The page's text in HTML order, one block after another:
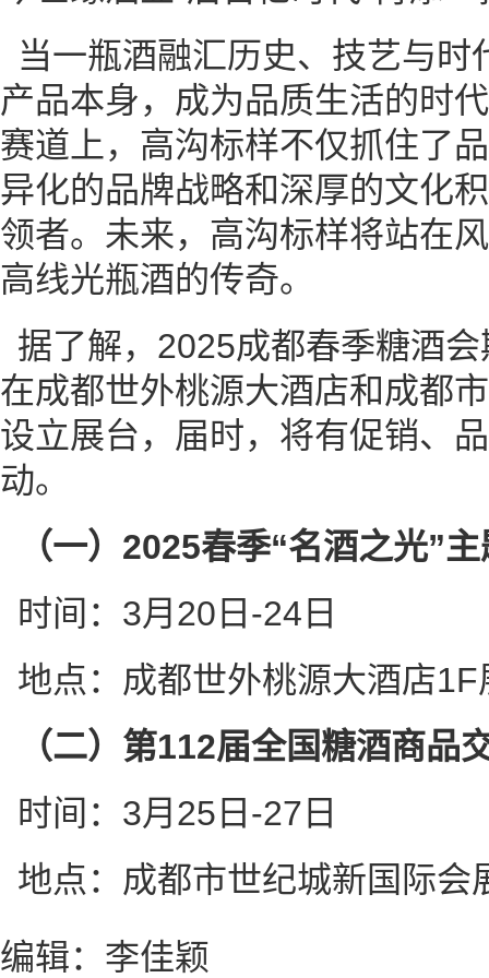
当一瓶酒融汇历史、技艺与时
产品本身，成为品质生活的时
赛道上，高沟标样不仅抓住了
异化的品牌战略和深厚的文化
领者。未来，高沟标样将站在
高线光瓶酒的传奇。
据了解，2025成都春季糖酒
在成都世外桃源大酒店和成都
设立展台，届时，将有促销、
动。
（一）2025春季“名酒之光”
时间：3月20日-24日
地点：成都世外桃源大酒店1F
（二）第112届全国糖酒商品
时间：3月25日-27日
地点：成都市世纪城新国际会
编辑：李佳颖